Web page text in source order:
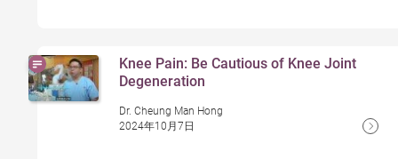
Knee Pain: Be Cautious of Knee Joint
Degeneration
Dr. Cheung Man Hong
2024年10月7日